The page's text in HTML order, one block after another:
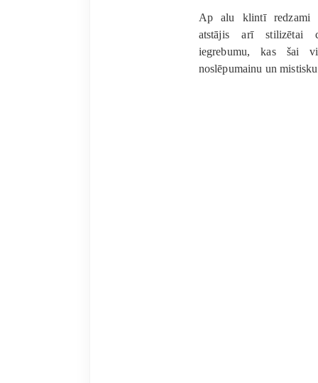
Ap alu klintī redzami
atstājis arī stilizētai
iegrebumu, kas šai
noslēpumainu un